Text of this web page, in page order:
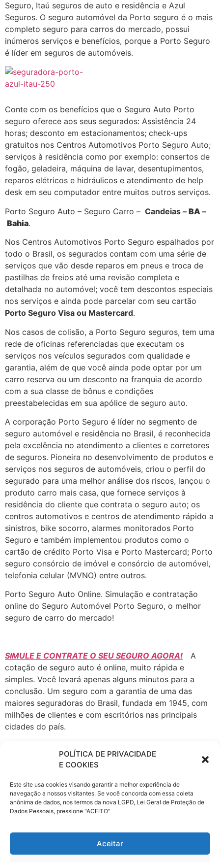
POLÍTICA DE PRIVACIDADE
E COOKIES
Este site usa cookies visando garantir a melhor experiência de
navegação a nossos visitantes. Se você concorda com essa coleta
anônima de dados, nos termos da nova LGPD, Lei Geral de Proteção de
Dados Pessoais, pressione "ACEITO"
Aceitar
Seguro, Itaú seguros de auto e residência e Azul
Seguros. O seguro automóvel da Porto seguro é o mais
completo seguro para carros do mercado, possui
inúmeros serviços e benefícios, porque a Porto Seguro
é líder em seguros de automóveis.
Conte com os benefícios que o Seguro Auto Porto
seguro oferece aos seus segurados: Assistência 24
horas; desconto em estacionamentos; check-ups
gratuitos nos Centros Automotivos Porto Seguro Auto;
serviços à residência como por exemplo: consertos de
fogão, geladeira, máquina de lavar, desentupimentos,
reparos elétricos e hidráulicos e atendimento de help
desk em seu computador entre muitos outros serviços.
Porto Seguro Auto – Seguro Carro – Candeias – BA –
Bahia.
Nos Centros Automotivos Porto Seguro espalhados por
todo o Brasil, os segurados contam com uma série de
serviços que vão desde reparos em pneus e troca de
pastilhas de freios até uma revisão completa e
detalhada no automóvel; você tem descontos especiais
nos serviços e ainda pode parcelar com seu cartão
Porto Seguro Visa ou Mastercard.
Nos casos de colisão, a Porto Seguro seguros, tem uma
rede de oficinas referenciadas que executam os
serviços nos veículos segurados com qualidade e
garantia, além de que você ainda pode optar por um
carro reserva ou um desconto na franquia de acordo
com a sua classe de bônus e condições
preestabelecidas em sua apólice de seguro auto.
A corporação Porto Seguro é líder no segmento de
seguro automóvel e residência no Brasil, é reconhecida
pela excelência no atendimento a clientes e corretores
de seguros. Pioneira no desenvolvimento de produtos e
serviços nos seguros de automóveis, criou o perfil do
segurado para uma melhor análise dos riscos, lançou o
produto carro mais casa, que fornece serviços à
residência do cliente que contrata o seguro auto; os
centros automotivos e centros de atendimento rápido a
sinistros, bike socorro, alarmes monitorados Porto
Seguro e também implementou produtos como o
cartão de crédito Porto Visa e Porto Mastercard; Porto
seguro consórcio de imóvel e consórcio de automóvel,
telefonia celular (MVNO) entre outros.
Porto Seguro Auto Online. Simulação e contratação
online do Seguro Automóvel Porto Seguro, o melhor
seguro de carro do mercado!
SIMULE E CONTRATE O SEU SEGURO AGORA!
A
cotação de seguro auto é online, muito rápida e
simples. Você levará apenas alguns minutos para a
conclusão. Um seguro com a garantia de uma das
maiores seguradoras do Brasil, fundada em 1945, com
milhões de clientes e com escritórios nas principais
cidades do país.
Patrimoniais e de Pessoas, seguro Automóvel, Saúde
Empresarial, fiança locatícia, Patrimonial, Vida e
Transportes, Previdência, Consórcio de Imóveis e
Automóveis, Administração de Investimentos,
Financiamento, Capitalização e Cartão de Crédito,
Proteção e Monitoramento, Serviços a Condomínios e